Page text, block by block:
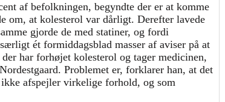
af befolkningen, begyndte der er at komme
om, at kolesterol var dårligt. Derefter lavede
gjorde de med statiner, og fordi
ét formiddagsblad masser af aviser på at
har forhøjet kolesterol og tager medicinen,
Problemet er, forklarer han, at det
afspejler virkelige forhold, og som